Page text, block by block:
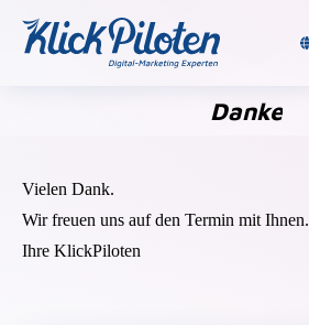
Danke
Vielen Dank.
Wir freuen uns auf den Termin mit Ihnen.
Ihre KlickPiloten